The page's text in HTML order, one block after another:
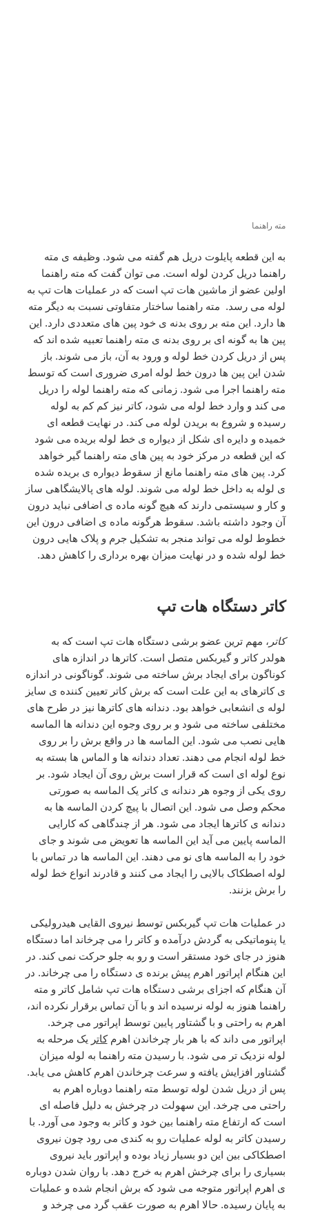
مته راهنما
به این قطعه پایلوت دریل هم گفته می شود. وظیفه ی مته
راهنما دریل کردن لوله است. می توان گفت که مته راهنما
اولین عضو از ماشین هات تپ است که در عملیات هات تپ به
لوله می رسد. مته راهنما ساختار متفاوتی نسبت به دیگر مته
ها دارد. این مته بر روی بدنه ی خود پین های متعددی دارد. این
پین ها به گونه ای بر روی بدنه ی مته راهنما تعبیه شده اند که
پس از دریل کردن خط لوله و ورود به آن، باز می شوند. باز
شدن این پین ها درون خط لوله امری ضروری است که توسط
مته راهنما اجرا می شود. زمانی که مته راهنما لوله را دریل
می کند و وارد خط لوله می شود، کاتر نیز کم کم به لوله
رسیده و شروع به بریدن لوله می کند. در نهایت قطعه ای
خمیده و دایره ای شکل از دیواره ی خط لوله بریده می شود
که این قطعه در مرکز خود به پین های مته راهنما گیر خواهد
کرد. پین های مته راهنما مانع از سقوط دیواره ی بریده شده
ی لوله به داخل خط لوله می شوند. لوله های پالایشگاهی ساز
و کار و سیستمی دارند که هیچ گونه ماده ی اضافی نباید درون
آن وجود داشته باشد. سقوط هرگونه ماده ی اضافی درون این
خطوط لوله می تواند منجر به تشکیل جرم و پلاک هایی درون
خط لوله شده و در نهایت میزان بهره برداری را کاهش دهد.
کاتر دستگاه هات تپ
کاتر ، مهم ترین عضو برشی دستگاه هات تپ است که به
هولدر کاتر و گیربکس متصل است. کاترها در اندازه های
کوناگون برای ایجاد برش ساخته می شوند. گوناگونی در اندازه
ی کاترهای به این علت است که برش کاتر تعیین کننده ی سایز
لوله ی انشعابی خواهد بود. دندانه های کاترها نیز در طرح های
مختلفی ساخته می شود و بر روی وجوه این دندانه ها الماسه
هایی نصب می شود. این الماسه ها در واقع برش را بر روی
خط لوله انجام می دهند. تعداد دندانه ها و الماس ها بسته به
نوع لوله ای است که قرار است برش روی آن ایجاد شود. بر
روی یکی از وجوه هر دندانه ی کاتر یک الماسه به صورتی
محکم وصل می شود. این اتصال با پیچ کردن الماسه ها به
دندانه ی کاترها ایجاد می شود. هر از چندگاهی که کارایی
الماسه پایین می آید این الماسه ها تعویض می شوند و جای
خود را به الماسه های نو می دهند. این الماسه ها در تماس با
لوله اصطکاک بالایی را ایجاد می کنند و قادرند انواع خط لوله
را برش بزنند.
در عملیات هات تپ گیربکس توسط نیروی القایی هیدرولیکی
یا پنوماتیکی به گردش درآمده و کاتر را می چرخاند اما دستگاه
هنوز در جای خود مستقر است و رو به جلو حرکت نمی کند. در
این هنگام اپراتور اهرم پیش برنده ی دستگاه را می چرخاند. در
آن هنگام که اجزای برشی دستگاه هات تپ شامل کاتر و مته
راهنما هنوز به لوله نرسیده اند و با آن تماس برقرار نکرده اند،
اهرم به راحتی و با گشتاور پایین توسط اپراتور می چرخد.
اپراتور می داند که با هر بار چرخاندن اهرمکاتر یک مرحله به
لوله نزدیک تر می شود. با رسیدن مته راهنما به لوله میزان
گشتاور افزایش یافته و سرعت چرخاندن اهرم کاهش می یابد.
پس از دریل شدن لوله توسط مته راهنما دوباره اهرم به
راحتی می چرخد. این سهولت در چرخش به دلیل فاصله ای
است که ارتفاع مته راهنما بین خود و کاتر به وجود می آورد. با
رسیدن کاتر به لوله عملیات رو به کندی می رود چون نیروی
اصطکاکی بین این دو بسیار زیاد بوده و اپراتور باید نیروی
بسیاری را برای چرخش اهرم به خرج دهد. با روان شدن دوباره
ی اهرم اپراتور متوجه می شود که برش انجام شده و عملیات
به پایان رسیده. حالا اهرم به صورت عقب گرد می چرخد و